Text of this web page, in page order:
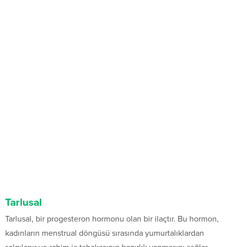
Tarlusal
Tarlusal, bir progesteron hormonu olan bir ilaçtır. Bu hormon,
kadınların menstrual döngüsü sırasında yumurtalıklardan